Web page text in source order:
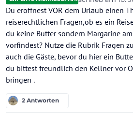
zuletzt editiert
Du eröffnest VOR dem Urlaub einen
reiserechtlichen Fragen,ob es ein
du keine Butter sondern Margarine
vorfindest? Nutze die Rubrik Fragen
auch die Gäste, bevor du hier ein
du bittest freundlich den Kellner vor
bringen .
2 Antworten